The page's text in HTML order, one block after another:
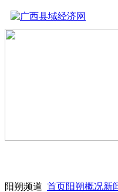
阳朔频道 首页阳朔概况新